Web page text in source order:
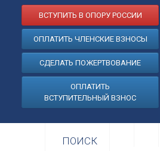
ВСТУПИТЬ В ОПОРУ РОССИИ
ОПЛАТИТЬ ЧЛЕНСКИЕ ВЗНОСЫ
СДЕЛАТЬ ПОЖЕРТВОВАНИЕ
ОПЛАТИТЬ
ВСТУПИТЕЛЬНЫЙ ВЗНОС
ПОИСК